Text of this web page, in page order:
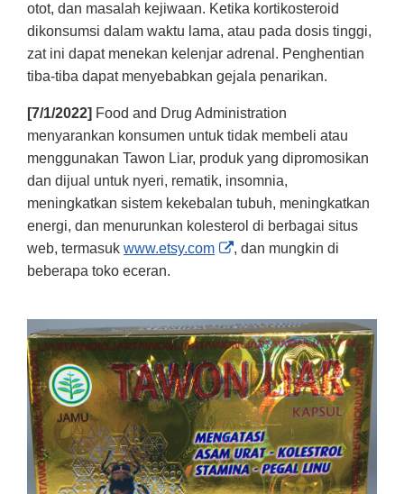
otot, dan masalah kejiwaan. Ketika kortikosteroid
dikonsumsi dalam waktu lama, atau pada dosis tinggi,
zat ini dapat menekan kelenjar adrenal. Penghentian
tiba-tiba dapat menyebabkan gejala penarikan.
[7/1/2022] Food and Drug Administration
menyarankan konsumen untuk tidak membeli atau
menggunakan Tawon Liar, produk yang dipromosikan
dan dijual untuk nyeri, rematik, insomnia,
meningkatkan sistem kekebalan tubuh, meningkatkan
energi, dan menurunkan kolesterol di berbagai situs
web, termasuk www.etsy.com
External
, dan mungkin di
beberapa toko eceran.